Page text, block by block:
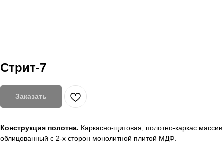
Стрит-7
Заказать
Конструкция полотна. Каркасно-щитовая, полотно-каркас массив
облицованный с 2-х сторон монолитной плитой МДФ.